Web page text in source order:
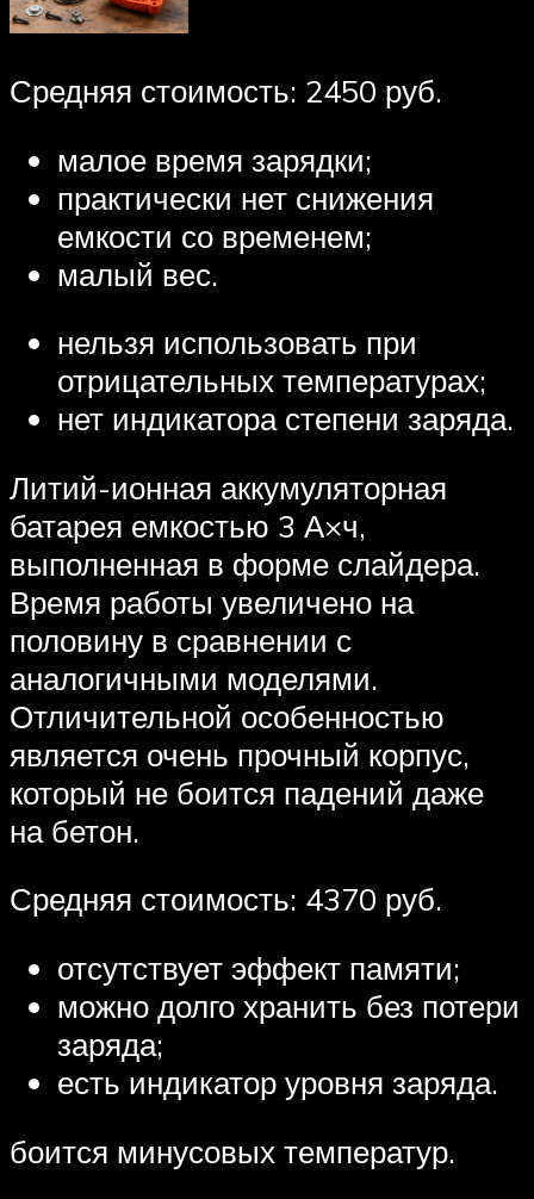
Средняя стоимость: 2450 руб.
малое время зарядки;
практически нет снижения
емкости со временем;
малый вес.
нельзя использовать при
отрицательных температурах;
нет индикатора степени заряда.
Литий-ионная аккумуляторная
батарея емкостью 3 А×ч,
выполненная в форме слайдера.
Время работы увеличено на
половину в сравнении с
аналогичными моделями.
Отличительной особенностью
является очень прочный корпус,
который не боится падений даже
на бетон.
Средняя стоимость: 4370 руб.
отсутствует эффект памяти;
можно долго хранить без потери
заряда;
есть индикатор уровня заряда.
боится минусовых температур.